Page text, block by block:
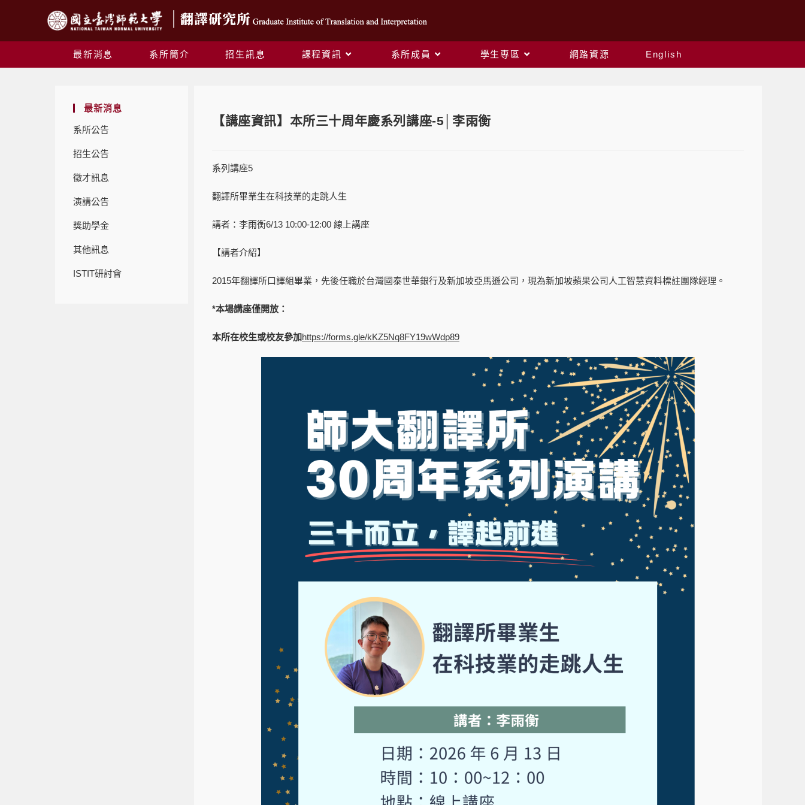
最新消息 系所簡介 招生訊息 課程資訊 系所成員 學生專區 網路資源 English
最新消息
系所公告
招生公告
徵才訊息
演講公告
獎助學金
其他訊息
ISTIT研討會
【講座資訊】本所三十周年慶系列講座-5│李雨衡
系列講座5
翻譯所畢業生在科技業的走跳人生
講者：李雨衡6/13 10:00-12:00 線上講座
【講者介紹】
2015年翻譯所口譯組畢業，先後任職於台灣國泰世華銀行及新加坡亞馬遜公司，現為新加坡蘋果公司人工智慧資料標註團隊經理。
*本場講座僅開放：
本所在校生或校友參加https://forms.gle/kKZ5Nq8FY19wWdp89